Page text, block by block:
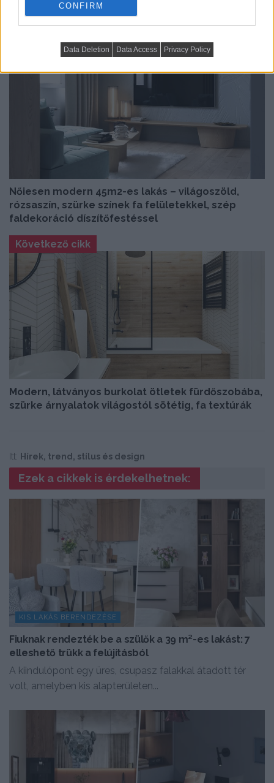
CONFIRM
Data Deletion Data Access Privacy Policy
Előző cikk
Nőiesen modern 45m2-es lakás – világoszöld,
rózsaszín, szürke színek fa felületekkel, szép
faldekoráció díszítőfestéssel
Következő cikk
Modern, látványos burkolat ötletek fürdőszobába,
szürke árnyalatok világostól sötétig, fa textúrák
Itt: Hírek, trend, stílus és design
Ezek a cikkek is érdekelhetnek:
KIS LAKÁS BERENDEZÉSE
Fiuknak rendezték be a szülők a 39 m²-es lakást: 7
elleshető trükk a felújításból
A kiindulópont egy üres, csupasz falakkal átadott tér
volt, amelyben kis alapterületen...